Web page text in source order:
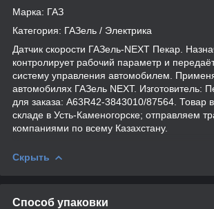
Марка: ГАЗ
Категория: ГАЗель / Электрика
Датчик скорости ГАЗель-NEXT Пекар.
контролирует рабочий параметр и
систему управления автомобилем.
автомобилях ГАЗель NEXT. Изготовитель:
для заказа: А63R42-3843010/87564. Товар
складе в Усть-Каменогорске; отправляем
компаниями по всему Казахстану.
Скрыть
Способ упаковки